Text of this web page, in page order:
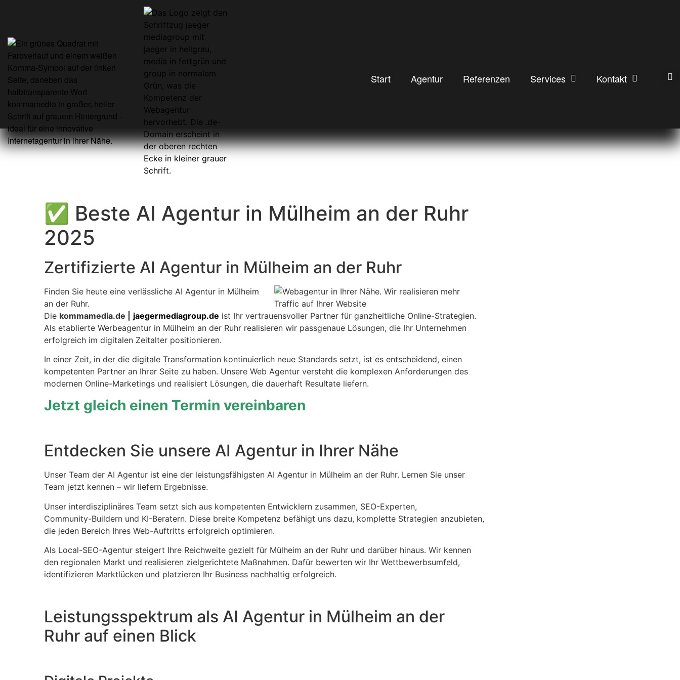
Start Agentur Referenzen Services Kontakt
✅ Beste AI Agentur in Mülheim an der Ruhr
2025
Zertifizierte AI Agentur in Mülheim an der Ruhr
Finden Sie heute eine verlässliche AI Agentur in Mülheim
an der Ruhr.
Die kommamedia.de | jaegermediagroup.de ist Ihr vertrauensvoller Partner für ganzheitliche Online-Strategien.
Als etablierte Werbeagentur in Mülheim an der Ruhr realisieren wir passgenaue Lösungen, die Ihr Unternehmen
erfolgreich im digitalen Zeitalter positionieren.
In einer Zeit, in der die digitale Transformation kontinuierlich neue Standards setzt, ist es entscheidend, einen
kompetenten Partner an Ihrer Seite zu haben. Unsere Web Agentur versteht die komplexen Anforderungen des
modernen Online-Marketings und realisiert Lösungen, die dauerhaft Resultate liefern.
Jetzt gleich einen Termin vereinbaren
Entdecken Sie unsere AI Agentur in Ihrer Nähe
Unser Team der AI Agentur ist eine der leistungsfähigsten AI Agentur in Mülheim an der Ruhr. Lernen Sie unser
Team jetzt kennen – wir liefern Ergebnisse.
Unser interdisziplinäres Team setzt sich aus kompetenten Entwicklern zusammen, SEO-Experten,
Community-Buildern und KI-Beratern. Diese breite Kompetenz befähigt uns dazu, komplette Strategien anzubieten,
die jeden Bereich Ihres Web-Auftritts erfolgreich optimieren.
Als Local-SEO-Agentur steigert Ihre Reichweite gezielt für Mülheim an der Ruhr und darüber hinaus. Wir kennen
den regionalen Markt und realisieren zielgerichtete Maßnahmen. Dafür bewerten wir Ihr Wettbewerbsumfeld,
identifizieren Marktlücken und platzieren Ihr Business nachhaltig erfolgreich.
Leistungsspektrum als AI Agentur in Mülheim an der
Ruhr auf einen Blick